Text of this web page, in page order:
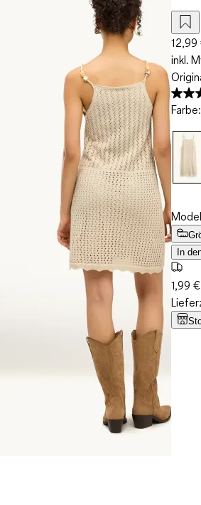
12,99
inkl.
Farbe:
In
1,99